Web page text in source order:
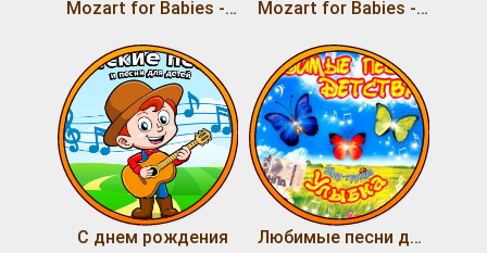
Mozart for Babies - (2) - Music for Bedtime Mozart for Babies - (1) - Music for Playtime
С днем рождения Любимые песни детства. Для детей 10-14 лет